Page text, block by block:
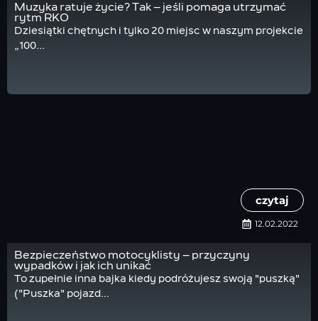
Muzyka ratuje życie? Tak – jeśli pomaga utrzymać
rytm RKO
Dziesiątki chętnych i tylko 20 miejsc w naszym projekcie
„100...
czytaj
12.02.2022
Bezpieczeństwo motocyklisty – przyczyny
wypadków i jak ich unikać
To zupełnie inna bajka kiedy podróżujesz swoją "puszką"
("Puszka" pojazd...